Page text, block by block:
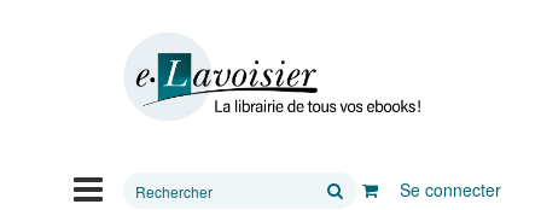
Rechercher
Se connecter